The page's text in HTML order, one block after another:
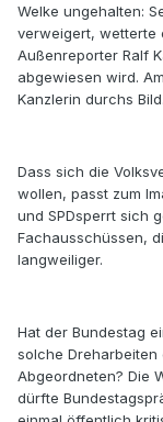
Welke ungehalten:
verweigert, wetterte
Außenreporter Ralf
abgewiesen wird.
Kanzlerin durchs Bild.
Dass sich die
wollen, passt zum
und SPDsperrt sich
Fachausschüssen,
langweiliger.
Hat der Bundestag
solche
Abgeordneten? Die
dürfte